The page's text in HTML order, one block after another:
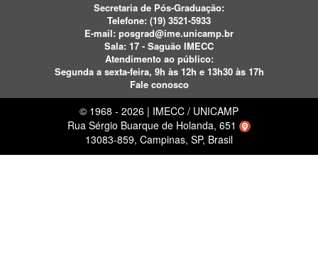
Secretaria de Pós-Graduação:
Telefone: (19) 3521-5933
E-mail: posgrad@ime.unicamp.br
Sala: 17 - Saguão IMECC
Atendimento ao público:
Segunda a sexta-feira, 9h às 12h e 13h30 às 17h
Fale conosco
© 1968 - 2026 | IMECC / UNICAMP
Rua Sérgio Buarque de Holanda, 651
13083-859, Campinas, SP, Brasil